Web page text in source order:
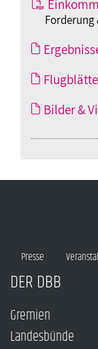
Forderung
Bilder &
Presse
DER DBB
Gremien
Landesbünde